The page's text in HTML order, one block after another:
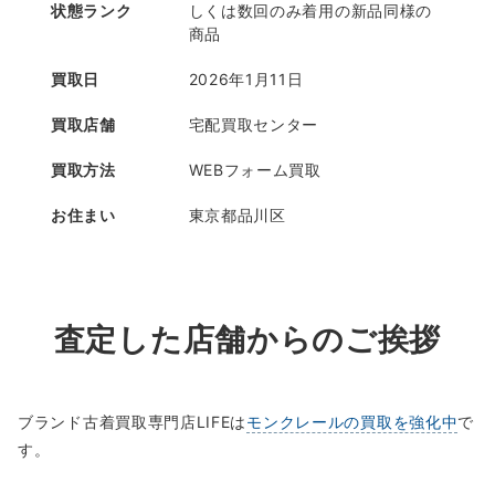
状態ランク
しくは数回のみ着用の新品同様の
商品
買取日 2026年1月11日
買取店舗 宅配買取センター
買取方法 WEBフォーム買取
お住まい 東京都品川区
査定した店舗からのご挨拶
ブランド古着買取専門店LIFEはモンクレールの買取を強化中で
す。